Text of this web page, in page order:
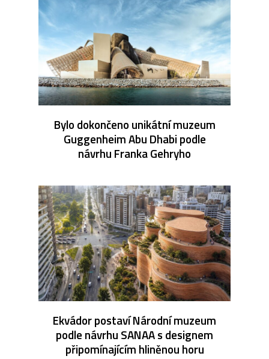
Bylo dokončeno unikátní muzeum
Guggenheim Abu Dhabi podle
návrhu Franka Gehryho
Ekvádor postaví Národní muzeum
podle návrhu SANAA s designem
připomínajícím hliněnou horu